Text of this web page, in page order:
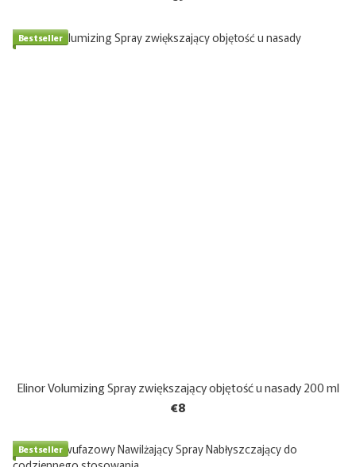
Bestseller
Elinor Volumizing Spray zwiększający objętość u nasady 200 ml
€8
Bestseller